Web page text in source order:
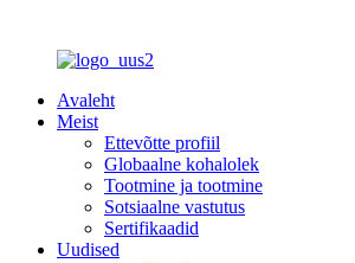
Avaleht
Meist
Ettevõtte profiil
Globaalne kohalolek
Tootmine ja tootmine
Sotsiaalne vastutus
Sertifikaadid
Uudised